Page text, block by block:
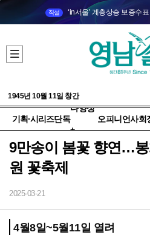
직설 ‘in서울’ 계층상승 보증수
1945년 10월 11일 창간
기획·시리즈단독
다양성
+
오피니언사회
9만송이 봄꽃 향연…
원 꽃축제
2025-03-21
4월8일~5월11일 열려